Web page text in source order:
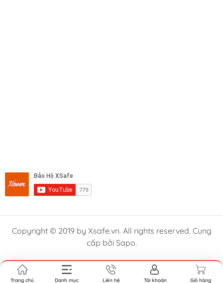
Copyright © 2019 by Xsafe.vn. All rights reserved. Cung
cấp bởi Sapo.
Trang chủ Danh mục Liên hệ Tài khoản Giỏ hàng